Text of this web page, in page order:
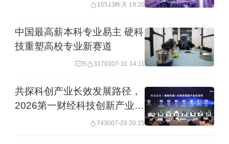
(OMC)和流程工业过程模拟与设计平台
(APEX)，每一项产品的问世都是对传统
生产模式的革新和生产力质的飞跃。
生产力的“新”离不开劳动工具的“新”，数
控机床作为“工业母机”，是装备制造的重
16513昨天 19:20
中国最高薪本科专业易主 硬科
技重塑高校专业新赛道
5 3170307-31 14:11
共探科创产业长效发展路径，
2026第一财经科技创新产业融
合发展大会在沪举行743007-29 20:15